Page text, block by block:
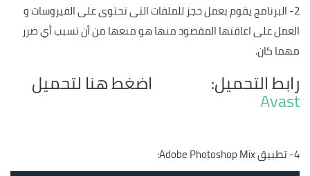
2- البرنامج يقوم بعمل حجز للملفات التى تحتوى على الفيروسات و
العمل على اعاقتها المقصود منها هو منعها من أن تسبب أي ضرر
مهما كان.
رابط التحميل: اضغط هنا لتحميل
Avast
4- تطبيق Adobe Photoshop Mix: